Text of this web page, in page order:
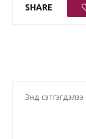
SHARE